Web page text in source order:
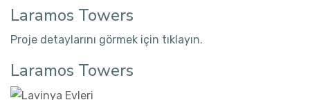
Laramos Towers
Proje detaylarını görmek için tıklayın.
Laramos Towers